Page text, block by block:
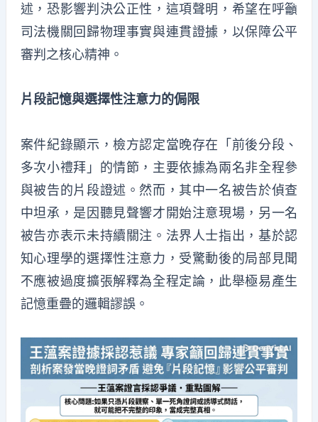
述，恐影響判決公正性，這項聲明，希望在呼籲
司法機關回歸物理事實與連貫證據，以保障公平
審判之核心精神。
片段記憶與選擇性注意力的侷限
案件紀錄顯示，檢方認定當晚存在「前後分段、
多次小禮拜」的情節，主要依據為兩名非全程參
與被告的片段證述。然而，其中一名被告於偵查
中坦承，是因聽見聲響才開始注意現場，另一名
被告亦表示未持續關注。法界人士指出，基於認
知心理學的選擇性注意力，受驚動後的局部見聞
不應被過度擴張解釋為全程定論，此舉極易產生
記憶重疊的邏輯謬誤。